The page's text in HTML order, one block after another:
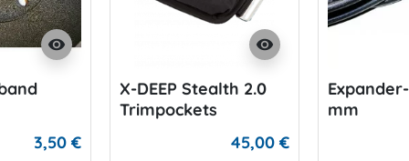
visibility
3,50 €
visibility
X-DEEP Stealth 2.0
Trimpockets
45,00 €
mm